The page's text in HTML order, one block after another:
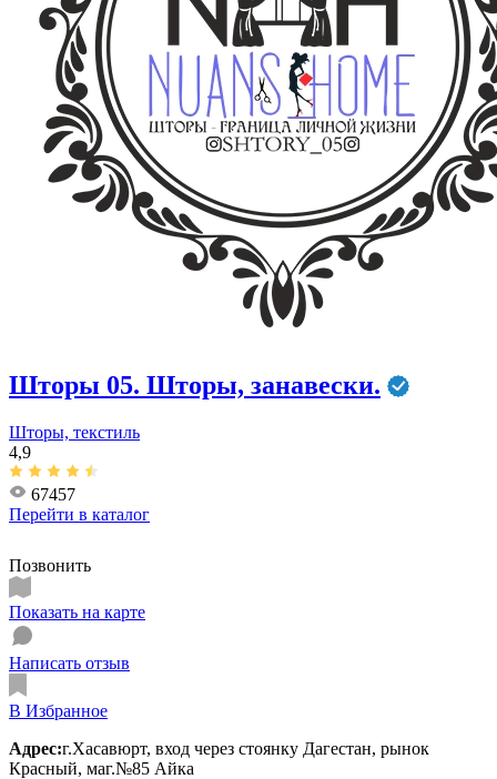
Шторы 05. Шторы, занавески.
Шторы, текстиль
4,9
67457
Перейти в каталог
Позвонить
Показать на карте
Написать отзыв
В Избранное
Адрес:г.Хасавюрт, вход через стоянку Дагестан, рынок
Красный, маг.№85 Айка